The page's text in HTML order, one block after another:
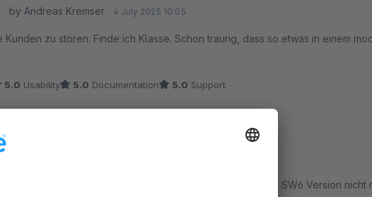
by Andreas Kremser 4 July 2025 10:05
Kunden zu stören. Finde ich Klasse. Schon traurig, dass so etwas in einem
5.0 Usability 5.0 Documentation 5.0 Support
mit meiner SW6 Version 6.5.6.1
2 out of 5 stars
kontaktieren, daher hier: ich kann das Plugin mit meiner SW6 Version nicht